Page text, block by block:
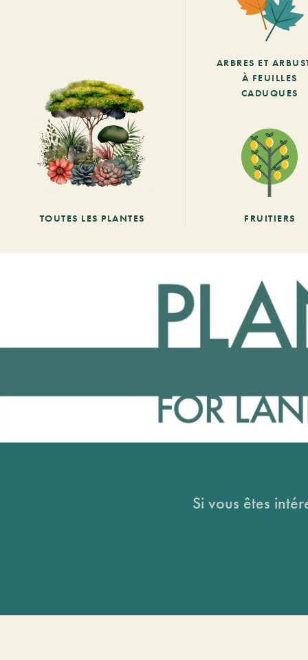
TOUTES LES PLANTES
ARBRES ET
À FEUILLES
CADUQUES
FRUITIERS
Si vous êtes